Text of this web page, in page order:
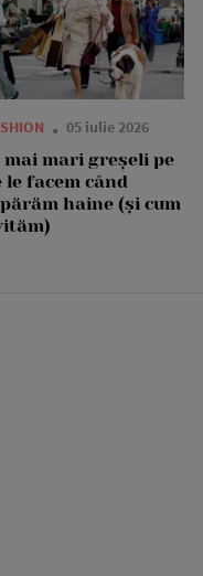
05 iulie 2026
mai mari greșeli pe
le facem când
haine (și cum